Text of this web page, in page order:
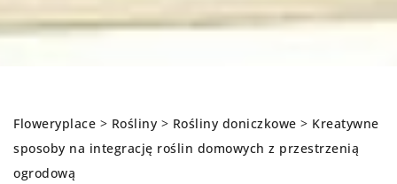
Floweryplace > Rośliny > Rośliny doniczkowe > Kreatywne
sposoby na integrację roślin domowych z przestrzenią
ogrodową